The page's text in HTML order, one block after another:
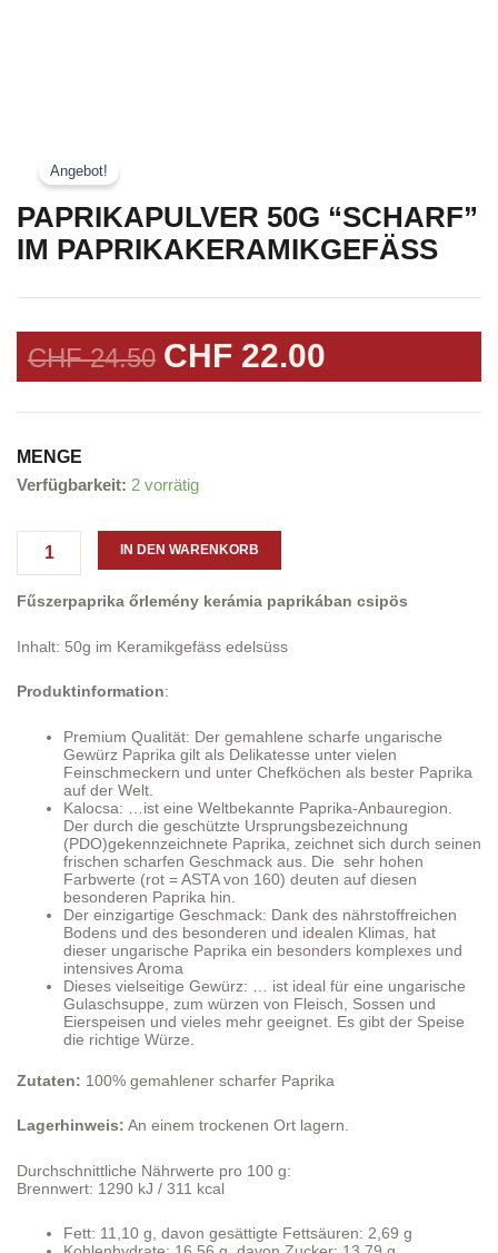
Angebot!
PAPRIKAPULVER 50G “SCHARF”
IM PAPRIKAKERAMIKGEFÄSS
CHF24.50 URSPRÜNGLICHER
PREIS
WAR:
CHF 22.00
PREIS
IST:
MENGE
Verfügbarkeit: 2 vorrätig
Paprikapulver
Paprikakeramikgefäss
IN DEN WARENKORB
Fűszerpaprika őrlemény kerámia paprikában csipös
Inhalt: 50g im Keramikgefäss edelsüss
Produktinformation:
Premium Qualität: Der gemahlene scharfe ungarische
Gewürz Paprika gilt als Delikatesse unter vielen
Feinschmeckern und unter Chefköchen als bester Paprika
auf der Welt.
Kalocsa: …ist eine Weltbekannte Paprika-Anbauregion.
Der durch die geschützte Ursprungsbezeichnung
(PDO)gekennzeichnete Paprika, zeichnet sich durch seinen
frischen scharfen Geschmack aus. Die sehr hohen
Farbwerte (rot = ASTA von 160) deuten auf diesen
besonderen Paprika hin.
Der einzigartige Geschmack: Dank des nährstoffreichen
Bodens und des besonderen und idealen Klimas, hat
dieser ungarische Paprika ein besonders komplexes und
intensives Aroma
Dieses vielseitige Gewürz: … ist ideal für eine ungarische
Gulaschsuppe, zum würzen von Fleisch, Sossen und
Eierspeisen und vieles mehr geeignet. Es gibt der Speise
die richtige Würze.
Zutaten: 100% gemahlener scharfer Paprika
Lagerhinweis: An einem trockenen Ort lagern.
Durchschnittliche Nährwerte pro 100 g:
Brennwert: 1290 kJ / 311 kcal
Fett: 11,10 g, davon gesättigte Fettsäuren: 2,69 g